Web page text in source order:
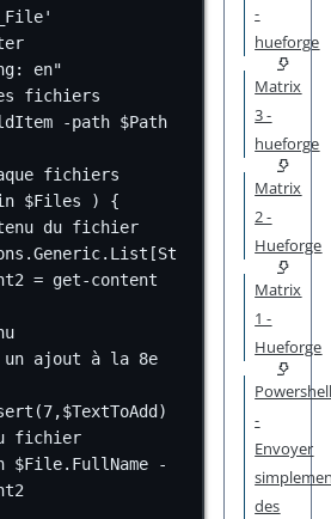
en"
fichiers
-
fichiers
$Files ) {
du fichier
[St
= get-content
un ajout à la 8e
7,$TextToAdd)
fichier
$File.FullName
-
-
hueforge
Matrix
3 -
hueforge
Matrix
2 -
Hueforge
Matrix
1 -
Hueforge
-
Envoyer
des